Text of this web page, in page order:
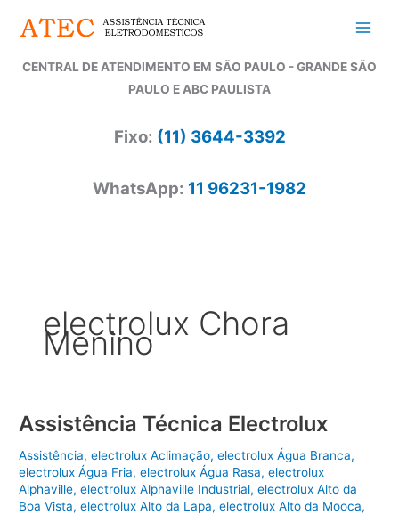
para
conteúdo
CENTRAL DE ATENDIMENTO EM SÃO PAULO - GRANDE SÃO
PAULO E ABC PAULISTA
Fixo: (11) 3644-3392
WhatsApp: 11 96231-1982
electrolux Chora
Menino
Assistência Técnica Electrolux
Assistência,electrolux Aclimação,electrolux Água Branca,
electrolux Água Fria,electrolux Água Rasa,electrolux
Alphaville,electrolux Alphaville Industrial,electrolux Alto da
Boa Vista,electrolux Alto da Lapa,electrolux Alto da Mooca,